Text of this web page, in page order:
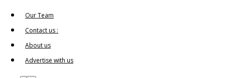
Our Team
Contact us :
About us
Advertise with us